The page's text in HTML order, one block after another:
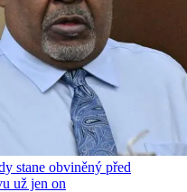
stane obviněný před
už jen on